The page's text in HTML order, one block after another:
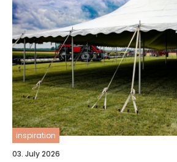
inspiration
03. July 2026